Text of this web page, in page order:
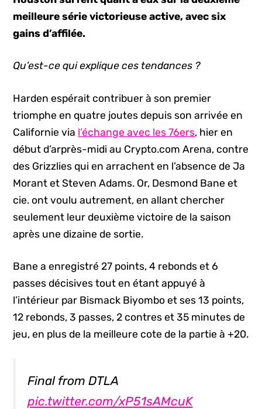
meilleure série victorieuse active, avec six
gains d’affilée.
Qu’est-ce qui explique ces tendances ?
Harden espérait contribuer à son premier
triomphe en quatre joutes depuis son arrivée en
Californie via l’échange avec les 76ers, hier en
début d’arprès-midi au Crypto.com Arena, contre
des Grizzlies qui en arrachent en l’absence de Ja
Morant et Steven Adams. Or, Desmond Bane et
cie. ont voulu autrement, en allant chercher
seulement leur deuxième victoire de la saison
après une dizaine de sortie.
Bane a enregistré 27 points, 4 rebonds et 6
passes décisives tout en étant appuyé à
l’intérieur par Bismack Biyombo et ses 13 points,
12 rebonds, 3 passes, 2 contres et 35 minutes de
jeu, en plus de la meilleure cote de la partie à +20.
Final from DTLA
pic.twitter.com/xP51sAMcuK